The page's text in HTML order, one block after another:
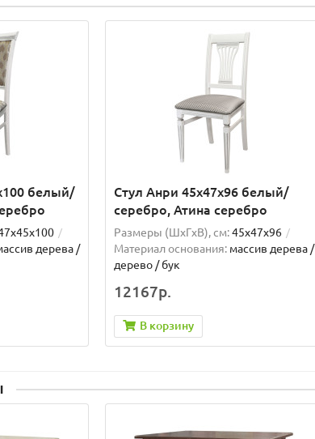
белый/
дерева /
Стул Анри 45х47х96 белый/
серебро, Атина серебро
Размеры (ШxГxВ), см:45х47х96
Материал основания: массив дерева /
дерево / бук
12167р.
В корзину